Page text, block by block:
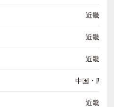
近畿
近畿
近畿
中国・四国
近畿